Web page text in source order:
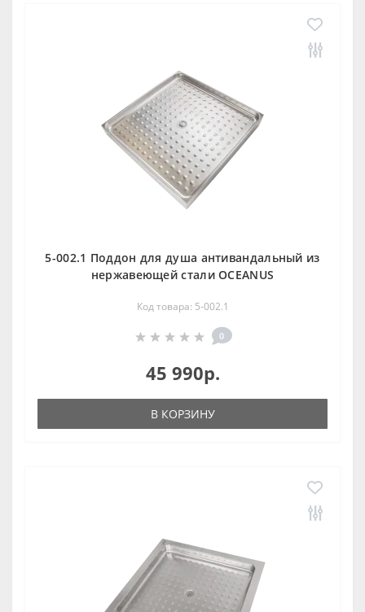
5-002.1 Поддон для душа антивандальный из
нержавеющей стали OCEANUS
Код товара: 5-002.1
0
45 990р.
В КОРЗИНУ